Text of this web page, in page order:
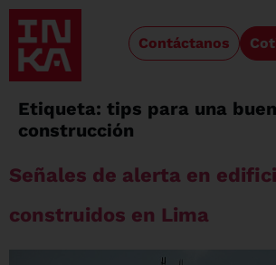
Contáctanos
Etiqueta: tips para una
construcción
Señales de alerta en
construidos en Lima